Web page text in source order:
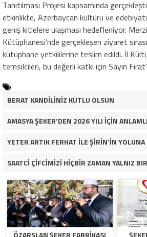
Tanıtılması Projesi kapsamında
etkinlikte, Azerbaycan kültürü ve
geniş kitlelere ulaşması hedefleniyor.
Kütüphanesi’nde gerçekleşen ziyaret
kütüphane yetkililerine teslim edildi. İl
temsilcileri, bu değerli katkı için Sayın
BERAT KANDİLİNİZ KUTLU OLSUN
AMASYA ŞEKER’DEN 2026 YILI İÇİN
SAATCİ ÇİFCİMİZİ HİÇBİR ZAMAN YALNIZ
ÖZARSLAN ŞEKER FABRİKASI